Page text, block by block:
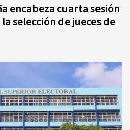
encabeza cuarta sesión
selección de jueces de